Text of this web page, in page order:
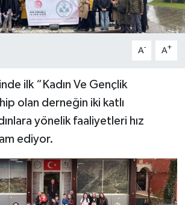
A- A+
ilk “Kadın Ve Gençlik
olan derneğin iki katlı
yönelik faaliyetleri hız
ediyor.